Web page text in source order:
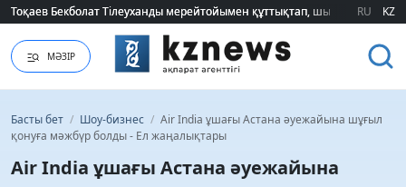
Тоқаев Бекболат Тілеуханды мерейтойымен құттықтап, шығармашылық
Тоқаев Бекболат Тілеуханды мерейтойымен құттықтап, шығармашылық
RU KZ
МӘЗІР
Басты бет / Шоу-бизнес / Air India ұшағы Астана әуежайына шұғыл
қонуға мәжбүр болды - Ел жаңалықтары
Air India ұшағы Астана әуежайына